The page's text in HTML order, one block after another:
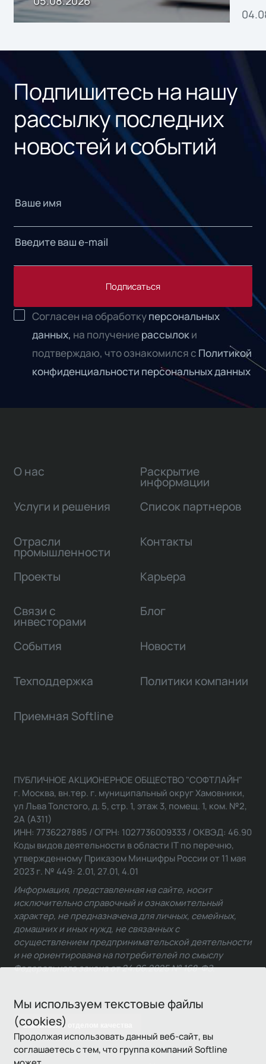
Подпишитесь на нашу
рассылку последних
новостей и событий
Подписаться
Согласен на обработкуперсональных
данных, на получениерассылоки
подтверждаю, что ознакомился с Политикой
конфиденциальности персональных данных
Мы используем текстовые файлы
(cookies)
Продолжая использовать данный веб-сайт, вы
соглашаетесь с тем, что группа компаний Softline
О нас
Услуги и решения
Отрасли
промышленности
Проекты
Связи с
инвесторами
Раскрытие
информации
Список партнеров
Контакты
Карьера
Блог
События Новости
Техподдержка Политики компании
Приемная Softline
Связаться с отделом качества
ПУБЛИЧНОЕ АКЦИОНЕРНОЕ ОБЩЕСТВО "СОФТЛАЙН"
г. Москва, вн.тер. г. муниципальный округ Хамовники,
ул Льва Толстого, д. 5, стр. 1, этаж 3, помещ. 1, ком. №2,
2А (А311)
ИНН: 7736227885 / ОГРН: 1027736009333 / ОКВЭД: 46.90
Коды видов деятельности в области IT по перечню,
утвержденному Приказом Минцифры России от 11 мая
2023 г. № 449: 2.01, 27.01, 4.01
Информация, представленная на сайте, носит
исключительно справочный и ознакомительный
характер, не предназначена для личных, семейных,
домашних и иных нужд, не связанных с
осуществлением предпринимательской деятельности
и не ориентирована на потребителей по смыслу
Федерального закона от 24.06.2025 № 168-ФЗ.